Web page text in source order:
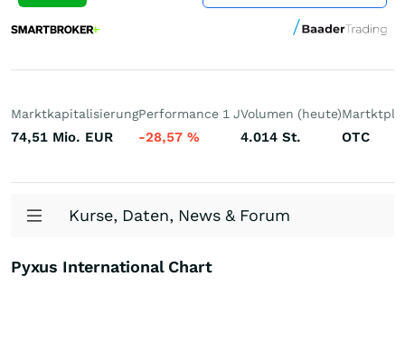
Marktkapitalisierung
74,51 Mio. EUR
Performance 1 J
-28,57 %
Volumen (heute)
4.014 St. OTC
Kurse, Daten, News & Forum
Pyxus International Chart